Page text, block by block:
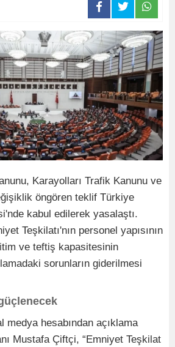
Karayolları Trafik Kanunu ve
öngören teklif Türkiye
kabul edilerek yasalaştı.
Teşkilatı'nın personel yapısının
ve teftiş kapasitesinin
sorunların giderilmesi
medya hesabından açıklama
Mustafa Çiftçi, “Emniyet Teşkilat